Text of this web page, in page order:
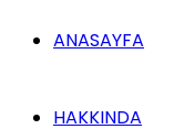
ANASAYFA
HAKKINDA